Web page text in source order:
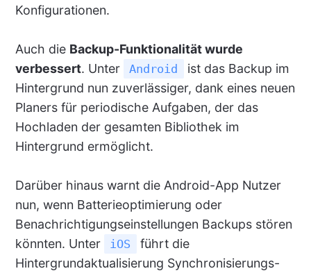
Konfigurationen.
Auch die Backup-Funktionalität wurde
verbessert. Unter Android
ist das Backup im
Hintergrund nun zuverlässiger, dank eines neuen
Planers für periodische Aufgaben, der das
Hochladen der gesamten Bibliothek im
Hintergrund ermöglicht.
Darüber hinaus warnt die Android-App Nutzer
nun, wenn Batterieoptimierung oder
Benachrichtigungseinstellungen Backups stören
könnten. Unter
iOS
führt die
Hintergrundaktualisierung Synchronisierungs-